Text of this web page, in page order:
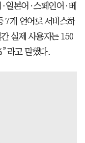
일본어·스페인어·베
7개 언어로 서비스하
실제 사용자는 150
라고 말했다.